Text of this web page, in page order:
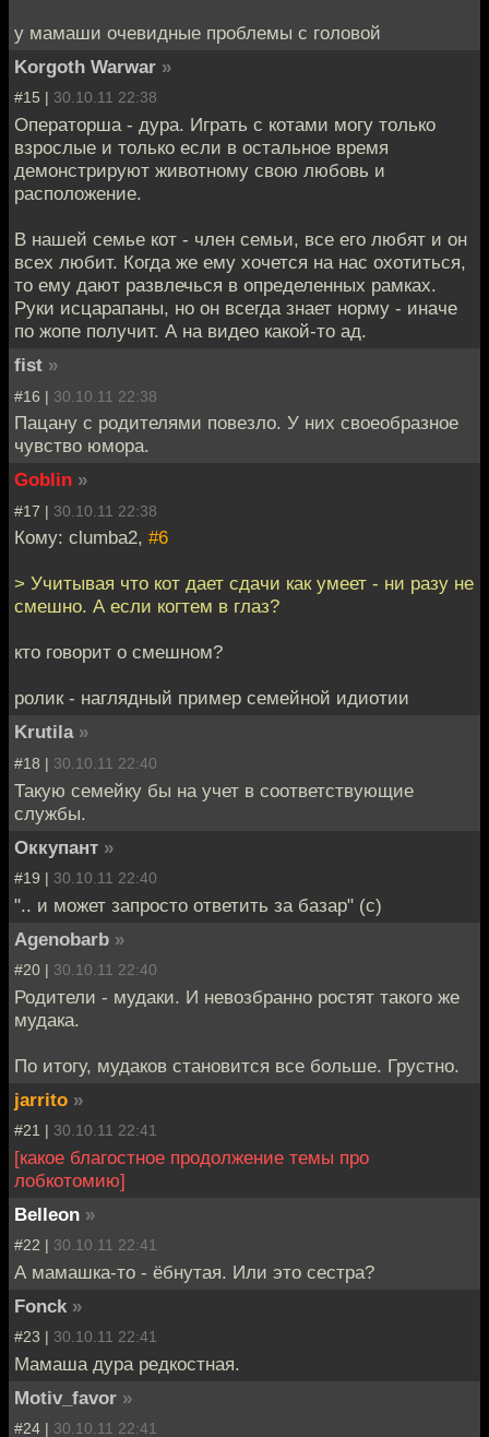
у мамаши очевидные проблемы с головой
Korgoth Warwar »
#15 | 30.10.11 22:38
Операторша - дура. Играть с котами могу только
взрослые и только если в остальное время
демонстрируют животному свою любовь и
расположение.
В нашей семье кот - член семьи, все его любят и он
всех любит. Когда же ему хочется на нас охотиться,
то ему дают развлечься в определенных рамках.
Руки исцарапаны, но он всегда знает норму - иначе
по жопе получит. А на видео какой-то ад.
fist »
#16 | 30.10.11 22:38
Пацану с родителями повезло. У них своеобразное
чувство юмора.
Goblin »
#17 | 30.10.11 22:38
Кому: clumba2, #6
> Учитывая что кот дает сдачи как умеет - ни разу не
смешно. А если когтем в глаз?
кто говорит о смешном?
ролик - наглядный пример семейной идиотии
Krutila »
#18 | 30.10.11 22:40
Такую семейку бы на учет в соответствующие
службы.
Оккупант »
#19 | 30.10.11 22:40
".. и может запросто ответить за базар" (с)
Agenobarb »
#20 | 30.10.11 22:40
Родители - мудаки. И невозбранно ростят такого же
мудака.
По итогу, мудаков становится все больше. Грустно.
jarrito »
#21 | 30.10.11 22:41
[какое благостное продолжение темы про
лобкотомию]
Belleon »
#22 | 30.10.11 22:41
А мамашка-то - ёбнутая. Или это сестра?
Fonck »
#23 | 30.10.11 22:41
Мамаша дура редкостная.
Motiv_favor »
#24 | 30.10.11 22:41